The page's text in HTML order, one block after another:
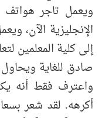
ويعمل تاجر هواتف
الإنجليزية الآن،
إلى كلية المعلمين
صادق للغاية
واعترف فقط أنه
أكرهه. لقد شعر